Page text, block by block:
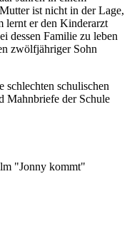
ist nicht in der Lage,
lernt er den Kinderarzt
dessen Familie zu leben
zwölfjähriger Sohn
schlechten schulischen
Mahnbriefe der Schule
"Jonny kommt"